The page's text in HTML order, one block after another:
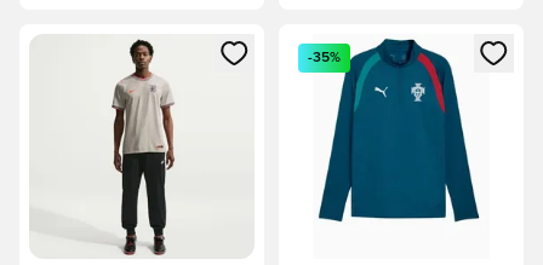
Apre una finestra modale per accedere o registrarsi come
Apre una finestra modale
-35%